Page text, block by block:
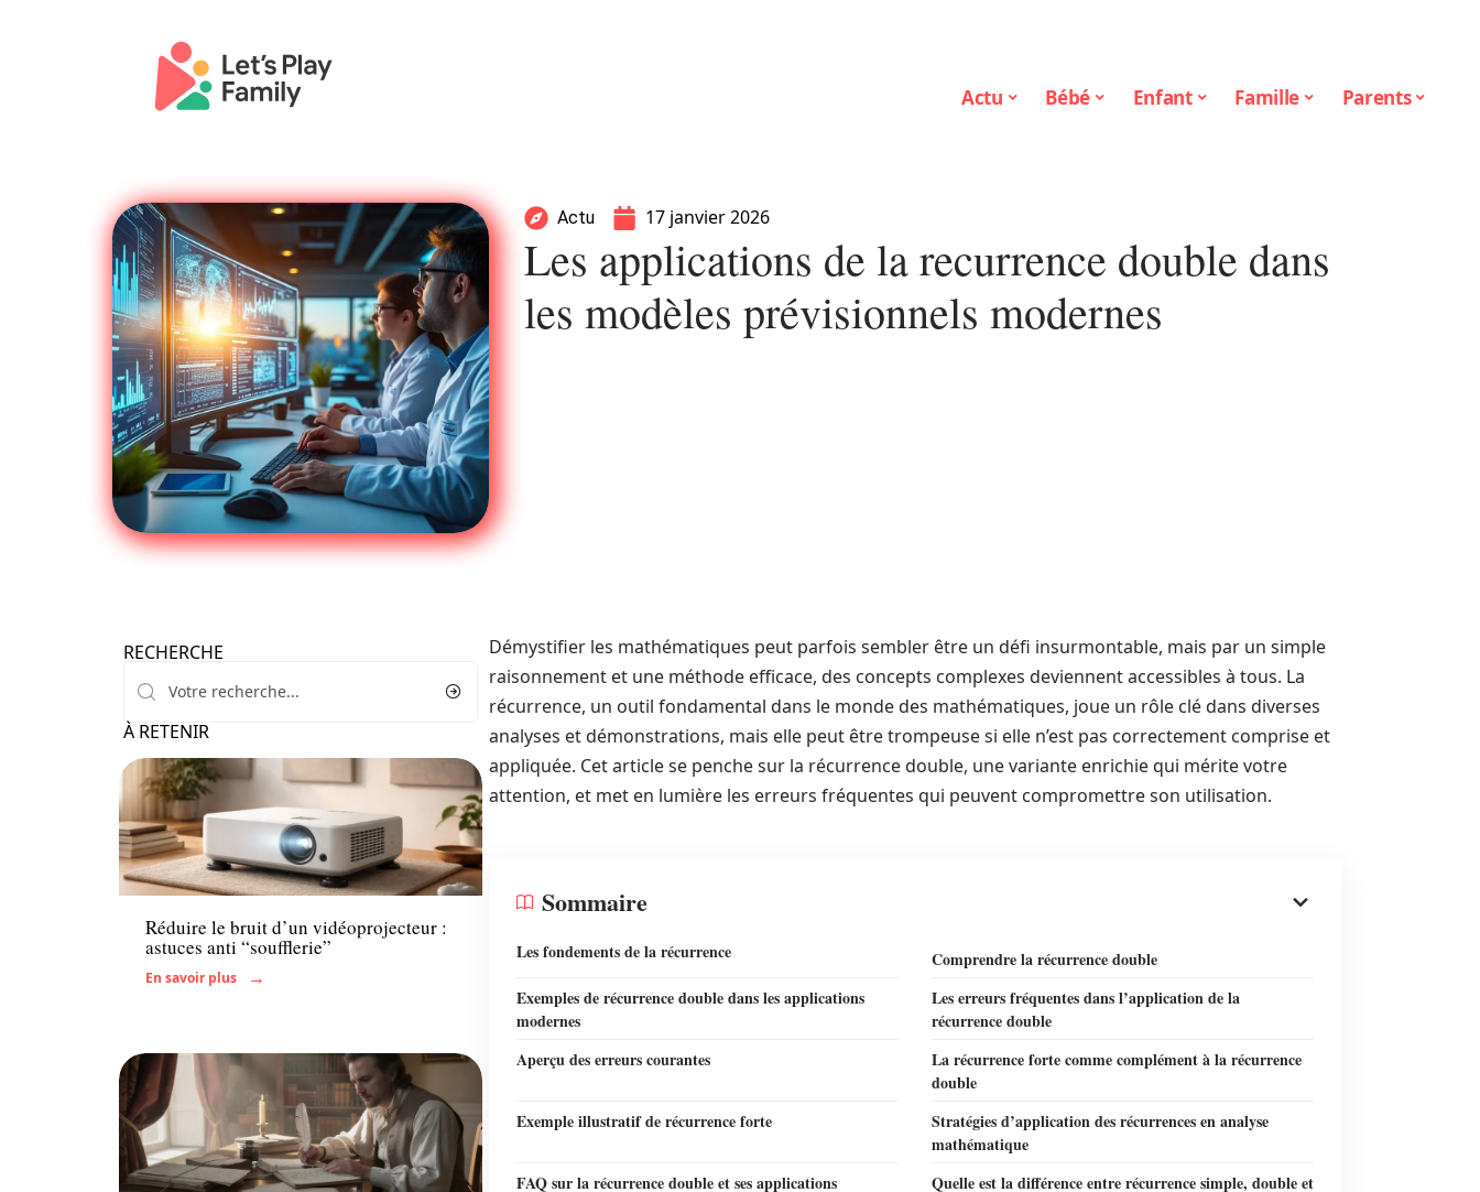
Actu Bébé Enfant Famille Parents
Actu 17 janvier 2026
Les applications de la recurrence double dans
les modèles prévisionnels modernes
RECHERCHE
À RETENIR
Enfant
Réduire le bruit d’un vidéoprojecteur :
astuces anti “soufflerie”
En savoir plus
Enfant
Démystifier les mathématiques peut parfois sembler être un défi insurmontable, mais par un simple
raisonnement et une méthode efficace, des concepts complexes deviennent accessibles à tous. La
récurrence, un outil fondamental dans le monde des mathématiques, joue un rôle clé dans diverses
analyses et démonstrations, mais elle peut être trompeuse si elle n’est pas correctement comprise et
appliquée. Cet article se penche sur la récurrence double, une variante enrichie qui mérite votre
attention, et met en lumière les erreurs fréquentes qui peuvent compromettre son utilisation.
Sommaire
Les fondements de la récurrence
Comprendre la récurrence double
Exemples de récurrence double dans les applications
modernes
Les erreurs fréquentes dans l’application de la
récurrence double
Aperçu des erreurs courantes
La récurrence forte comme complément à la récurrence
double
Exemple illustratif de récurrence forte
Stratégies d’application des récurrences en analyse
mathématique
FAQ sur la récurrence double et ses applications
Quelle est la différence entre récurrence simple, double et